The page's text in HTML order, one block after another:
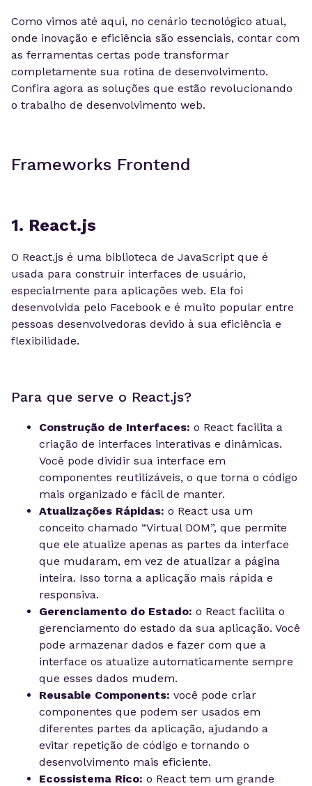
Como vimos até aqui, no cenário tecnológico atual,
onde inovação e eficiência são essenciais, contar com
as ferramentas certas pode transformar
completamente sua rotina de desenvolvimento.
Confira agora as soluções que estão revolucionando
o trabalho de desenvolvimento web.
Frameworks Frontend
1. React.js
O React.js é uma biblioteca de JavaScript que é
usada para construir interfaces de usuário,
especialmente para aplicações web. Ela foi
desenvolvida pelo Facebook e é muito popular entre
pessoas desenvolvedoras devido à sua eficiência e
flexibilidade.
Para que serve o React.js?
Construção de Interfaces: o React facilita a
criação de interfaces interativas e dinâmicas.
Você pode dividir sua interface em
componentes reutilizáveis, o que torna o código
mais organizado e fácil de manter.
Atualizações Rápidas: o React usa um
conceito chamado “Virtual DOM”, que permite
que ele atualize apenas as partes da interface
que mudaram, em vez de atualizar a página
inteira. Isso torna a aplicação mais rápida e
responsiva.
Gerenciamento do Estado: o React facilita o
gerenciamento do estado da sua aplicação. Você
pode armazenar dados e fazer com que a
interface os atualize automaticamente sempre
que esses dados mudem.
Reusable Components: você pode criar
componentes que podem ser usados em
diferentes partes da aplicação, ajudando a
evitar repetição de código e tornando o
desenvolvimento mais eficiente.
Ecossistema Rico: o React tem um grande